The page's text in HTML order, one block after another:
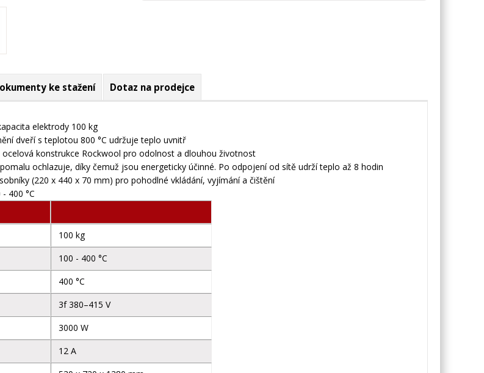
ke stažení Dotaz na prodejce
elektrody 100 kg
dveří s teplotou 800 °C udržuje teplo uvnitř
konstrukce Rockwool pro odolnost a dlouhou životnost
ochlazuje, díky čemuž jsou energeticky účinné. Po odpojení od sítě udrží teplo až 8 hodin
(220 x 440 x 70 mm) pro pohodlné vkládání, vyjímání a čištění
400 °C
100 kg
100 - 400 °C
400 °C
3f 380–415 V
3000 W
12 A